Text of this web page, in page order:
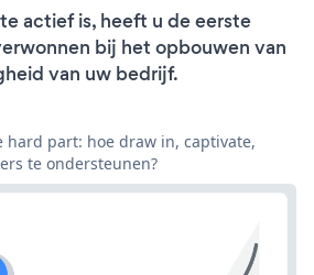
actief is, heeft u de eerste
bij het opbouwen van
van uw bedrijf.
hard part: hoe draw in, captivate,
te ondersteunen?